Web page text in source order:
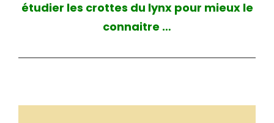
suivant
étudier les crottes du lynx pour mieux le
connaitre …